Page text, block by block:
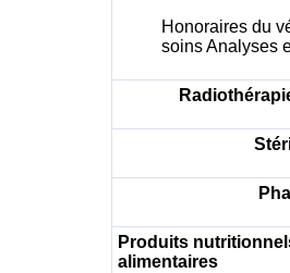
Honoraires du
soins Analyses
Produits
alimentaires